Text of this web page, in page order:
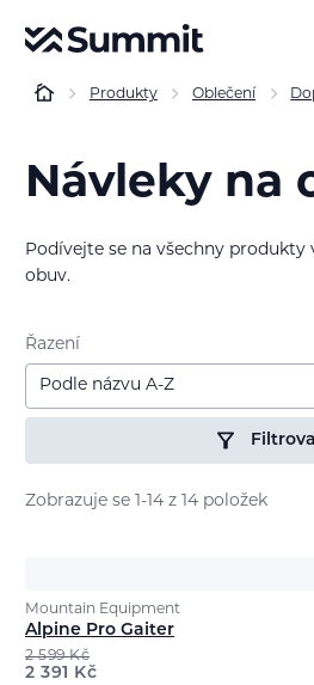
Produkty Oblečení
Návleky na
Podívejte se na všechny produkty
obuv.
Řazení
Podle názvu A-Z
Zobrazuje se 1-14 z 14 položek
Mountain Equipment
Alpine Pro Gaiter
2 599Kč
2 391 Kč